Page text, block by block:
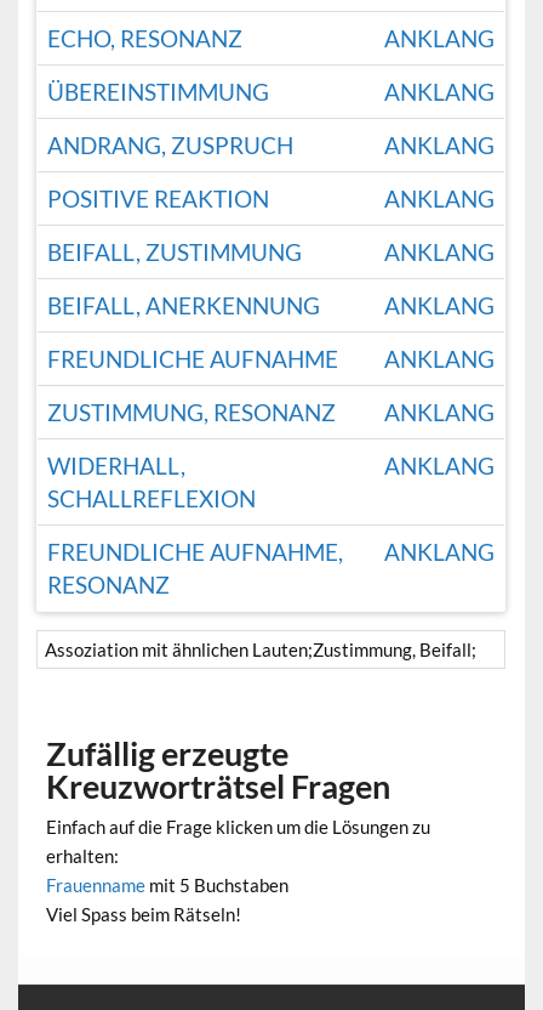
ECHO, RESONANZ
ANKLANG
ÜBEREINSTIMMUNG
ANKLANG
ANDRANG, ZUSPRUCH
ANKLANG
POSITIVE REAKTION
ANKLANG
BEIFALL, ZUSTIMMUNG
ANKLANG
BEIFALL, ANERKENNUNG
ANKLANG
FREUNDLICHE AUFNAHME
ANKLANG
ZUSTIMMUNG, RESONANZ
ANKLANG
WIDERHALL,
SCHALLREFLEXION
ANKLANG
FREUNDLICHE AUFNAHME,
RESONANZ
ANKLANG
Assoziation mit ähnlichen Lauten;Zustimmung, Beifall;
Zufällig erzeugte
Kreuzworträtsel Fragen
Einfach auf die Frage klicken um die Lösungen zu
erhalten:
Frauenname mit 5 Buchstaben
Viel Spass beim Rätseln!